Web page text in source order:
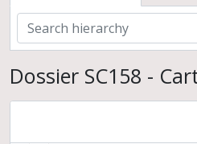
Dossier SC158 -
Serge Cleuziou. Du village à